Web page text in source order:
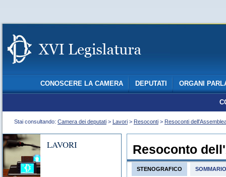
CONOSCERE LA CAMERA DEPUTATI ORGANI
Stai consultando: Camera dei deputati > Lavori > Resoconti > Resoconti
LAVORI Resoconto
STENOGRAFICO SOMMARIO